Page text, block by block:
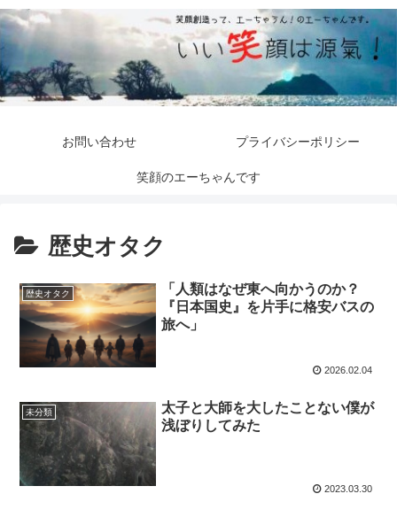
お問い合わせ プライバシーポリシー
笑顔のエーちゃんです
歴史オタク
歴史オタク
「人類はなぜ東へ向かうのか？
『日本国史』を片手に格安バスの
旅へ」
2026.02.04
未分類
太子と大師を大したことない僕が
浅ぼりしてみた
2023.03.30